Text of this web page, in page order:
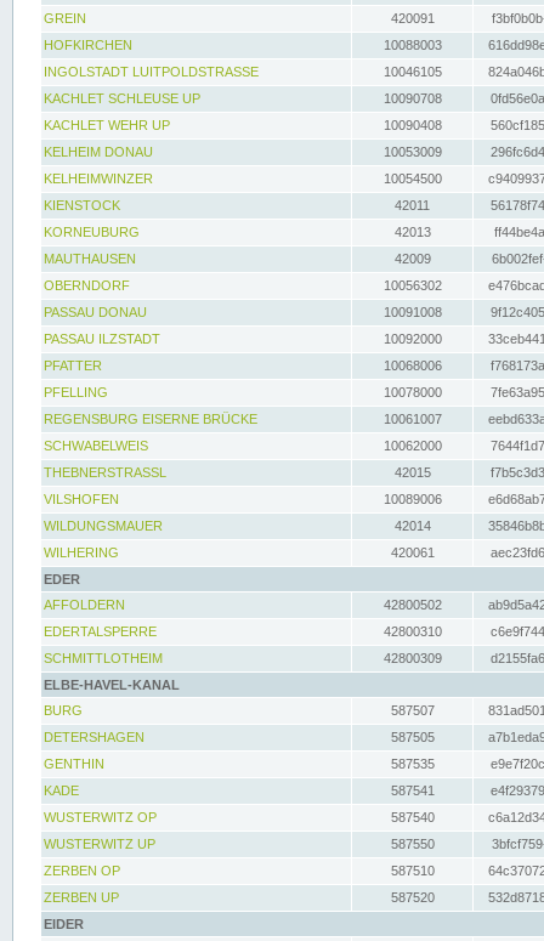
GREIN
420091
HOFKIRCHEN
10088003
INGOLSTADT LUITPOLDSTRASSE
10046105
KACHLET SCHLEUSE UP
10090708
KACHLET WEHR UP
10090408
KELHEIM DONAU
10053009
KELHEIMWINZER
10054500
KIENSTOCK
42011
KORNEUBURG
42013
MAUTHAUSEN
42009
OBERNDORF
10056302
PASSAU DONAU
10091008
PASSAU ILZSTADT
10092000
PFATTER
10068006
PFELLING
10078000
REGENSBURG EISERNE BRÜCKE
10061007
SCHWABELWEIS
10062000
THEBNERSTRASSL
42015
VILSHOFEN
10089006
WILDUNGSMAUER
42014
WILHERING
420061
EDER
AFFOLDERN
42800502
EDERTALSPERRE
42800310
SCHMITTLOTHEIM
42800309
ELBE-HAVEL-KANAL
BURG
587507
DETERSHAGEN
587505
GENTHIN
587535
KADE
587541
WUSTERWITZ OP
587540
WUSTERWITZ UP
587550
ZERBEN OP
587510
ZERBEN UP
587520
EIDER